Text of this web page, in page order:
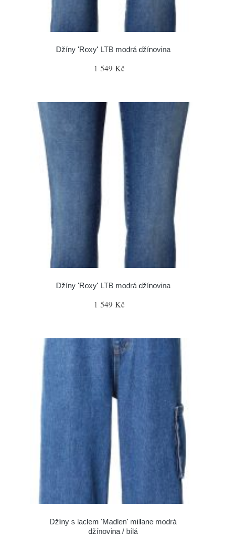
Džíny 'Roxy' LTB modrá džínovina
1 549 Kč
Džíny 'Roxy' LTB modrá džínovina
1 549 Kč
Džíny s laclem 'Madlen' millane modrá
džínovina / bílá